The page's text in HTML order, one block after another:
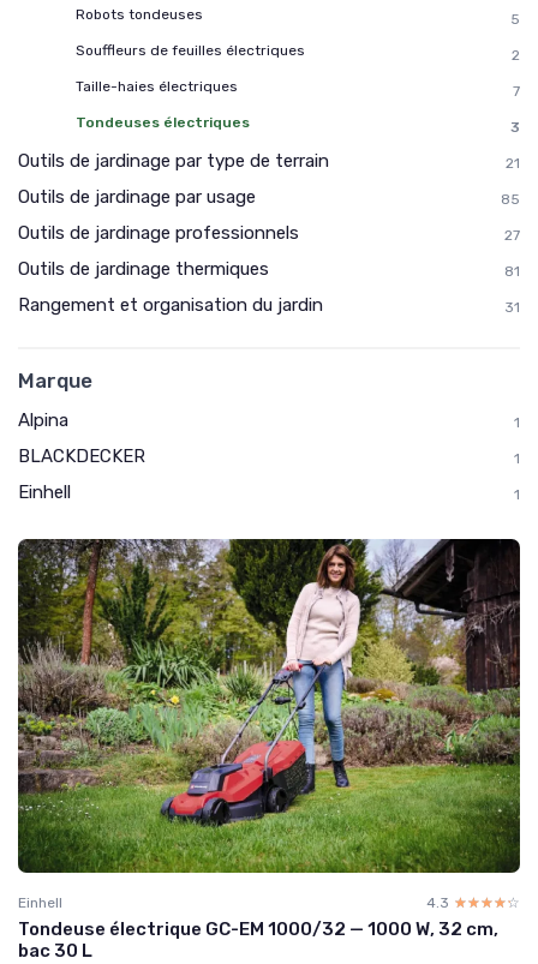
Robots tondeuses
5
Souffleurs de feuilles électriques
2
Taille-haies électriques
7
Tondeuses électriques
3
Outils de jardinage par type de terrain 21
Outils de jardinage par usage 85
Outils de jardinage professionnels 27
Outils de jardinage thermiques 81
Rangement et organisation du jardin 31
Marque
Alpina 1
BLACKDECKER 1
Einhell 1
Einhell 4.3 ☆☆☆☆☆
★★★★★
Tondeuse électrique GC-EM 1000/32 — 1000 W, 32 cm,
bac 30 L